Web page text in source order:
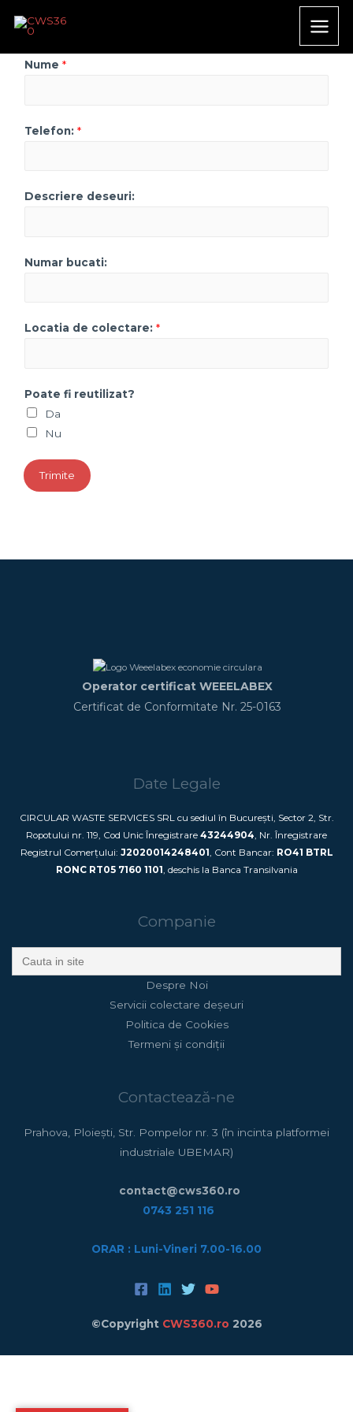
Nume *
Telefon: *
Descriere deseuri:
Numar bucati:
Locatia de colectare: *
Poate fi reutilizat?
Da
Nu
Trimite
Operator certificat WEEELABEX
Certificat de Conformitate Nr. 25-0163
Date Legale
CIRCULAR WASTE SERVICES SRL cu sediul în București, Sector 2, Str.
Ropotului nr. 119, Cod Unic Înregistrare 43244904, Nr. Înregistrare
Registrul Comerțului: J2020014248401 , Cont Bancar: RO41 BTRL
RONC RT05 7160 1101 , deschis la Banca Transilvania
Companie
Search
for:
Despre Noi
Servicii colectare deșeuri
Politica de Cookies
Termeni și condiții
Contactează-ne
Prahova, Ploiești, Str. Pompelor nr. 3 (în incinta platformei
industriale UBEMAR)
contact@cws360.ro
0743 251 116
ORAR : Luni-Vineri 7.00-16.00
©Copyright CWS360.ro 2026